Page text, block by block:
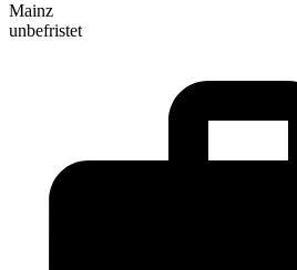
Mainz
unbefristet